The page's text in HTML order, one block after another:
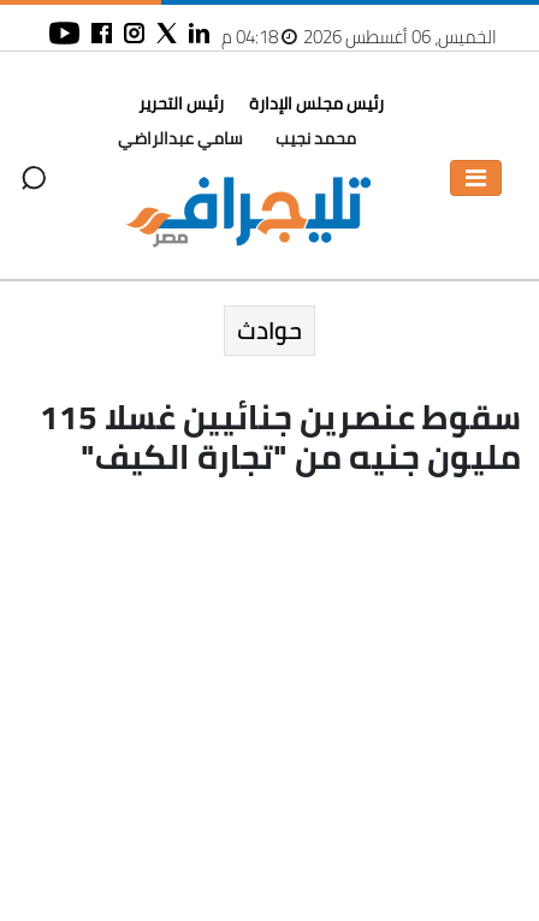
الخميس، 06 أغسطس 2026 04:18 م
رئيس مجلس الإدارة
محمد نجيب
رئيس التحرير
سامي عبدالراضي
حوادث
سقوط عنصرين جنائيين غسلا 115
مليون جنيه من "تجارة الكيف"